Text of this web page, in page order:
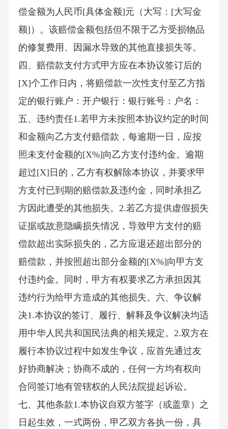
偿金额为人民币[具体金额]元（大写：[大写金
额]）。该赔偿金额包括但不限于乙方受损物品
的修复费用、因漏水导致的其他直接损失等。
四、赔偿款支付方式甲方应在本协议签订后的
[X]个工作日内，将赔偿款一次性支付至乙方指
定的银行账户：开户银行：银行账号：户名：
五、违约责任1.若甲方未按照本协议约定的时间
和金额向乙方支付赔偿款，每逾期一日，应按
照未支付金额的[X%]向乙方支付违约金。逾期
超过[X]日的，乙方有权解除本协议，并要求甲
方支付已到期的赔偿款及违约金，同时承担乙
方因此遭受的其他损失。2.若乙方提供虚假损失
证据或故意隐瞒损失情况，导致甲方支付的赔
偿款超出实际损失的，乙方应退还超出部分的
赔偿款，并按照超出部分金额的[X%]向甲方支
付违约金。同时，甲方有权要求乙方承担因其
违约行为给甲方造成的其他损失。六、争议解
决1.本协议的签订、履行、解释及争议解决均适
用中华人民共和国民法典的相关规定。2.双方在
履行本协议过程中如发生争议，应首先通过友
好协商解决；协商不成的，任何一方均有权向
合同签订地有管辖权的人民法院提起诉讼。
七、其他条款1.本协议自双方签字（或盖章）之
日起生效，一式两份，甲乙双方各执一份，具